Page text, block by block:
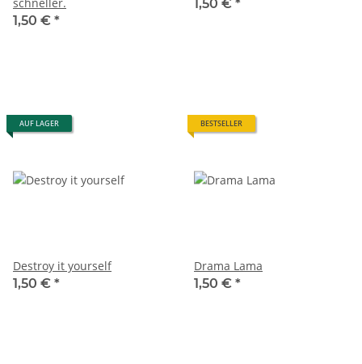
1,50 € *
1,50 € *
AUF LAGER
Destroy it yourself
1,50 € *
BESTSELLER
Drama Lama
1,50 € *